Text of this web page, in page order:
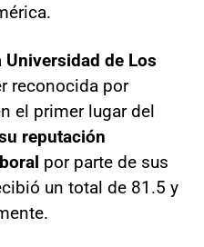
Universidad de Los
reconocida por
el primer lugar del
reputación
por parte de sus
un total de 81.5 y